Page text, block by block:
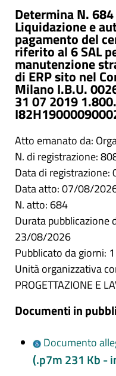
Determina N.
Liquidazione e
pagamento del
riferito al 6 SAL
manutenzione
di ERP sito nel
Milano I.B.U.
31 07 2019
Atto emanato da:
N. di registrazione:
Data di
Data atto: 07/08/
N. atto: 684
Durata
23/08/2026
Pubblicato da giorni: 1
Unità organizzativa
PROGETTAZIONE E
Documenti in
Documento
(.p7m 231 Kb -